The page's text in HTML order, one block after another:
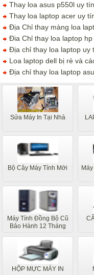
Thay loa asus p550l uy tín
Thay loa laptop acer uy
Địa Chỉ thay màng loa
Đia Chỉ thay loa laptop hp
Địa chỉ thay loa laptop uy
Loa laptop dell bị rè và
Địa chỉ thay loa laptop
Sửa Máy In Tại Nhà
Bộ Cây Máy Tính Mới
Máy Tính Đồng Bộ Cũ
Bảo Hành 12 Tháng
HỘP MỰC MÁY IN